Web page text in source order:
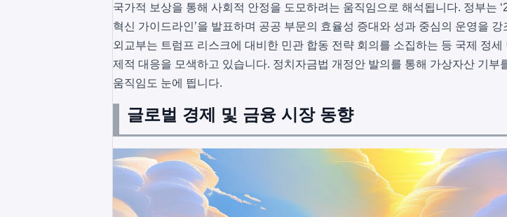
국가적 보상을 통해 사회적 안정을 도모하려는 움직임으로 해석됩니다. 정부는
혁신 가이드라인’을 발표하며 공공 부문의 효율성 증대와 성과 중심의 운영을 강
외교부는 트럼프 리스크에 대비한 민관 합동 전략 회의를 소집하는 등 국제 정세
제적 대응을 모색하고 있습니다. 정치자금법 개정안 발의를 통해 가상자산 기부
움직임도 눈에 띕니다.
글로벌 경제 및 금융 시장 동향